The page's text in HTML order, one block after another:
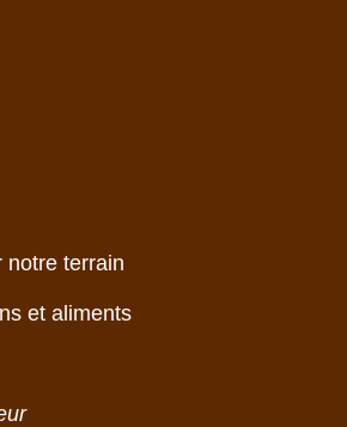
notre terrain
et aliments